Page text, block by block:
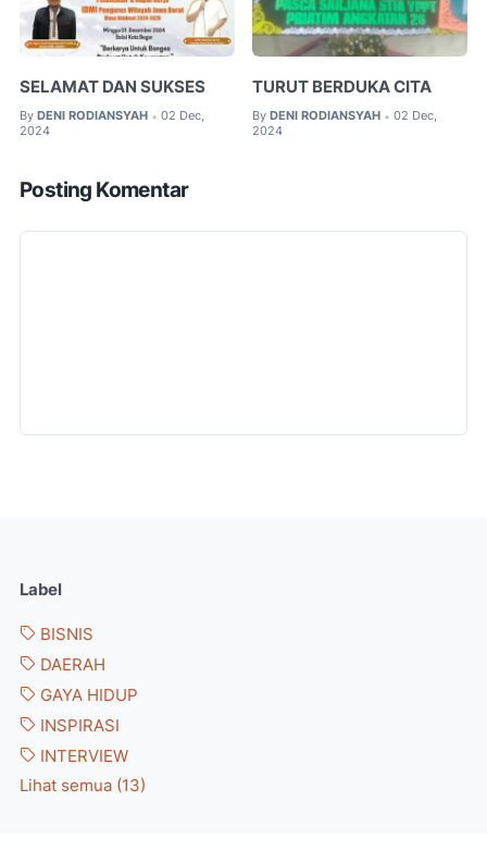
SELAMAT DAN SUKSES
By DENI RODIANSYAH • 02 Dec,
2024
TURUT BERDUKA CITA
By DENI RODIANSYAH • 02 Dec,
2024
Posting Komentar
Label
BISNIS
DAERAH
GAYA HIDUP
INSPIRASI
INTERVIEW
Lihat semua (13)